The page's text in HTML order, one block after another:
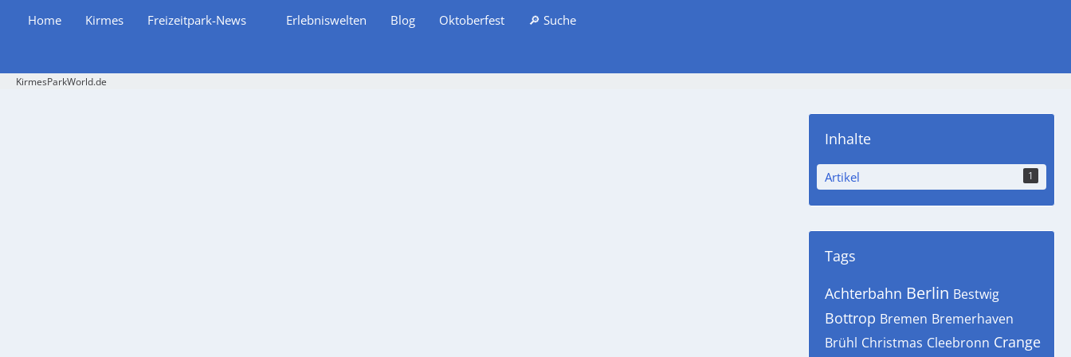
Home Kirmes Freizeitpark-News Erlebniswelten Blog Oktoberfest 🔎 Suche
KirmesParkWorld.de
Inhalte
Artikel 1
Tags
Achterbahn Berlin Bestwig
Bottrop Bremen Bremerhaven
Brühl Christmas Cleebronn Crange